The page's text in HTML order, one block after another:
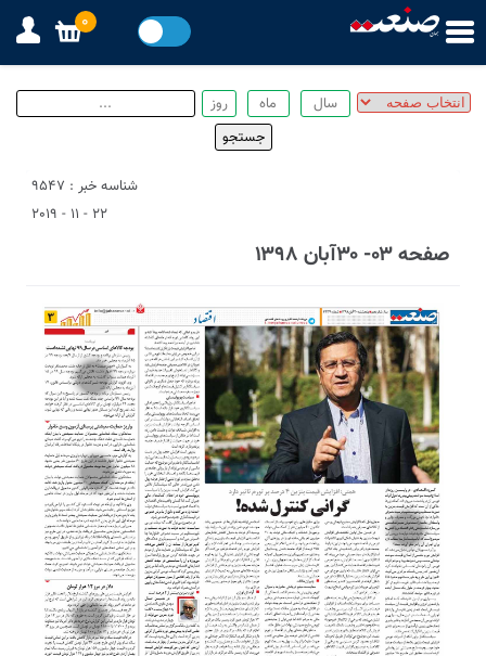
شناسه خبر : 9547
22 - 11 - 2019
صفحه ۰۳- ۳۰آبان ۱۳۹۸
1
3
4
5
0